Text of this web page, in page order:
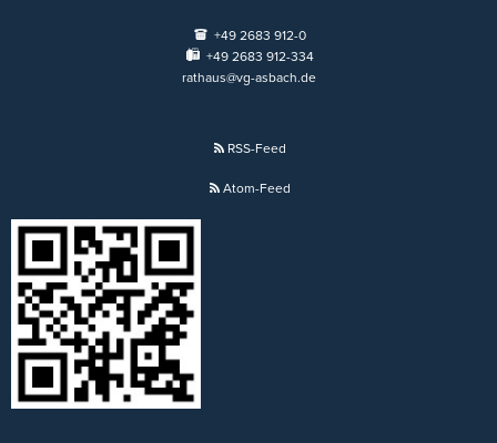
+49 2683 912-0
+49 2683 912-334
rathaus@vg-asbach.de
RSS-Feed
Atom-Feed